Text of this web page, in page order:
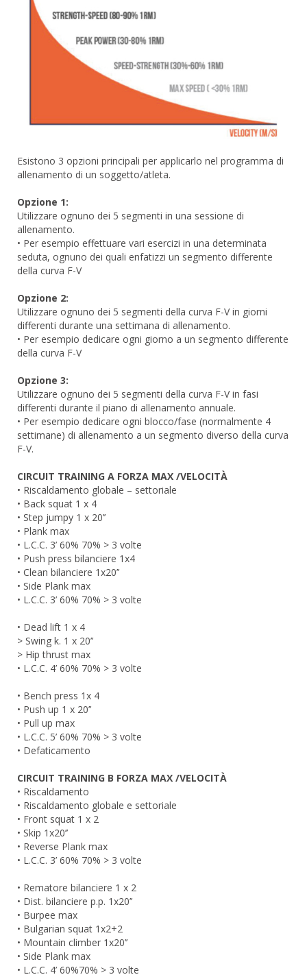
Esistono 3 opzioni principali per applicarlo nel programma di
allenamento di un soggetto/atleta.
Opzione 1:
Utilizzare ognuno dei 5 segmenti in una sessione di
allenamento.
• Per esempio effettuare vari esercizi in una determinata
seduta, ognuno dei quali enfatizzi un segmento differente
della curva F-V
Opzione 2:
Utilizzare ognuno dei 5 segmenti della curva F-V in giorni
differenti durante una settimana di allenamento.
• Per esempio dedicare ogni giorno a un segmento differente
della curva F-V
Opzione 3:
Utilizzare ognuno dei 5 segmenti della curva F-V in fasi
differenti durante il piano di allenamento annuale.
• Per esempio dedicare ogni blocco/fase (normalmente 4
settimane) di allenamento a un segmento diverso della curva
F-V.
CIRCUIT TRAINING A FORZA MAX /VELOCITÀ
• Riscaldamento globale – settoriale
• Back squat 1 x 4
• Step jumpy 1 x 20’’
• Plank max
• L.C.C. 3’ 60% 70% > 3 volte
• Push press bilanciere 1x4
• Clean bilanciere 1x20’’
• Side Plank max
• L.C.C. 3’ 60% 70% > 3 volte
• Dead lift 1 x 4
> Swing k. 1 x 20’’
> Hip thrust max
• L.C.C. 4’ 60% 70% > 3 volte
• Bench press 1x 4
• Push up 1 x 20’’
• Pull up max
• L.C.C. 5’ 60% 70% > 3 volte
• Defaticamento
CIRCUIT TRAINING B FORZA MAX /VELOCITÀ
• Riscaldamento
• Riscaldamento globale e settoriale
• Front squat 1 x 2
• Skip 1x20’’
• Reverse Plank max
• L.C.C. 3’ 60% 70% > 3 volte
• Rematore bilanciere 1 x 2
• Dist. bilanciere p.p. 1x20’’
• Burpee max
• Bulgarian squat 1x2+2
• Mountain climber 1x20’’
• Side Plank max
• L.C.C. 4’ 60%70% > 3 volte